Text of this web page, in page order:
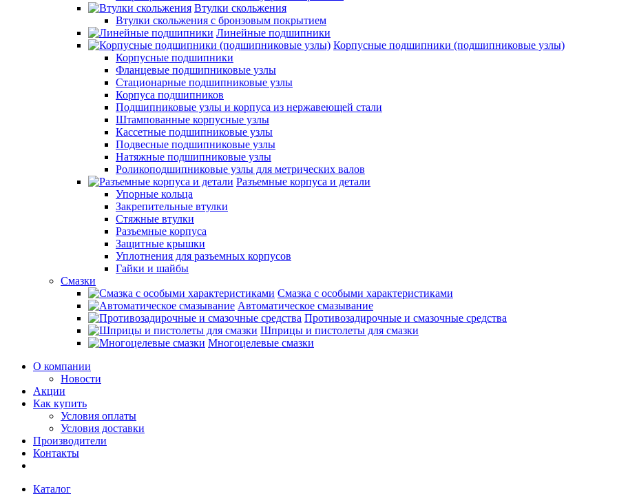
Втулки скольжения
Втулки скольжения с бронзовым покрытием
Линейные подшипники
Корпусные подшипники (подшипниковые узлы)
Корпусные подшипники
Фланцевые подшипниковые узлы
Стационарные подшипниковые узлы
Корпуса подшипников
Подшипниковые узлы и корпуса из нержавеющей стали
Штампованные корпусные узлы
Кассетные подшипниковые узлы
Подвесные подшипниковые узлы
Натяжные подшипниковые узлы
Роликоподшипниковые узлы для метрических валов
Разъемные корпуса и детали
Упорные кольца
Закрепительные втулки
Стяжные втулки
Разъемные корпуса
Защитные крышки
Уплотнения для разъемных корпусов
Гайки и шайбы
Смазки
Смазка с особыми характеристиками
Автоматическое смазывание
Противозадирочные и смазочные средства
Шприцы и пистолеты для смазки
Многоцелевые смазки
О компании
Новости
Акции
Как купить
Условия оплаты
Условия доставки
Производители
Контакты
Каталог